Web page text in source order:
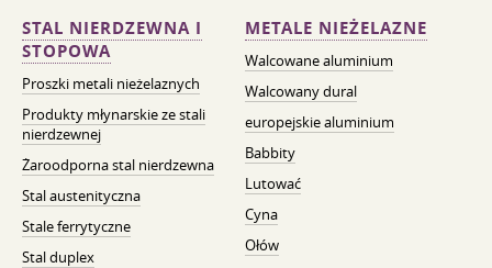
STAL NIERDZEWNA I
STOPOWA
Proszki metali nieżelaznych
Produkty młynarskie ze stali
nierdzewnej
Żaroodporna stal nierdzewna
Stal austenityczna
Stale ferrytyczne
Stal duplex
METALE NIEŻELAZNE
Walcowane aluminium
Walcowany dural
europejskie aluminium
Babbity
Lutować
Cyna
Ołów